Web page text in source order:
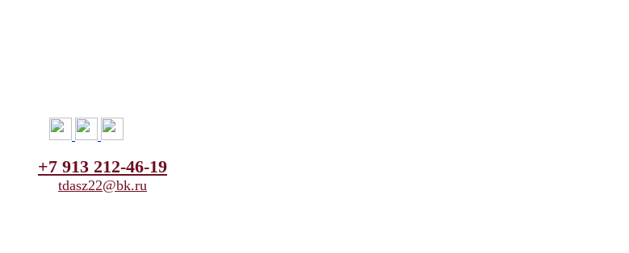
+7 913 212-46-19
tdasz22@bk.ru